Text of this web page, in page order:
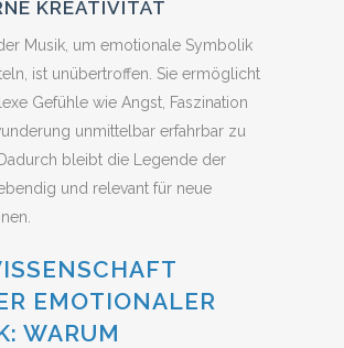
KREATIVITÄT
Musik, um emotionale Symbolik
ist unübertroffen. Sie ermöglicht
Gefühle wie Angst, Faszination
unmittelbar erfahrbar zu
bleibt die Legende der
und relevant für neue
EMOTIONALER
WARUM